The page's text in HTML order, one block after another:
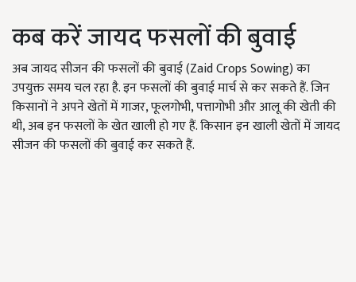
कब करें जायद फसलों की बुवाई
अब जायद सीजन की फसलों की बुवाई (Zaid Crops Sowing) का
उपयुक्त समय चल रहा है. इन फसलों की बुवाई मार्च से कर सकते हैं. जिन
किसानों ने अपने खेतों में गाजर, फूलगोभी, पत्तागोभी और आलू की खेती की
थी, अब इन फसलों के खेत खाली हो गए हैं. किसान इन खाली खेतों में जायद
सीजन की फसलों की बुवाई कर सकते हैं.